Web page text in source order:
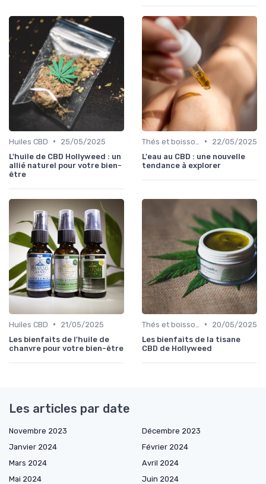
Huiles CBD •
25/05/2025
L'huile de CBD Hollyweed : un
allié naturel pour votre bien-
être
•
22/05/2025
L'eau au CBD : une nouvelle
tendance à explorer
Huiles CBD •
21/05/2025
Les bienfaits de l'huile de
chanvre pour votre bien-être
•
20/05/2025
Les bienfaits de la tisane
CBD de Hollyweed
Les articles par date
Novembre 2023
Décembre 2023
Janvier 2024
Février 2024
Mars 2024
Avril 2024
Mai 2024
Juin 2024